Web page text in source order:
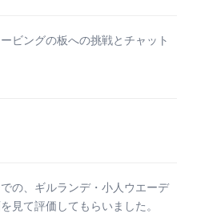
ビングの板への挑戦とチャット
の、ギルランデ・小人ウエーデ
見て評価してもらいました。